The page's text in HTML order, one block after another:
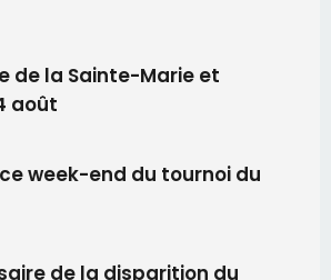
des producteurs à Cruculi le
A Nuciola organise une
les étoiles
Argentin au stade de San